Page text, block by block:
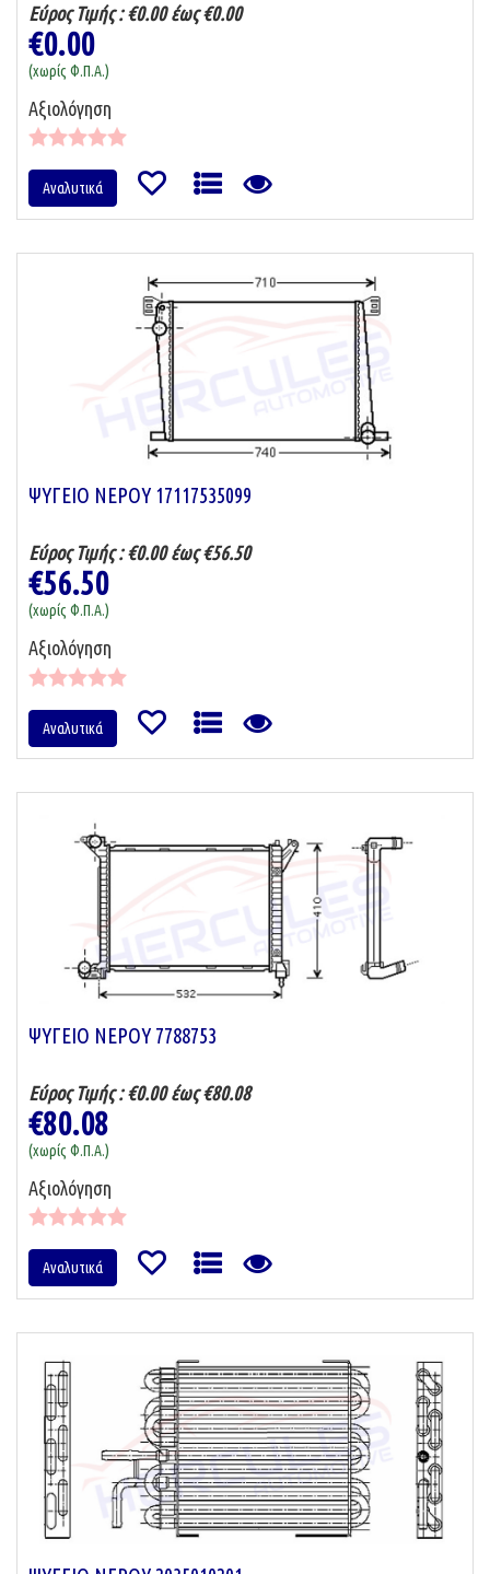
Εύρος Τιμής : €0.00 έως €0.00
€0.00
(χωρίς Φ.Π.Α.)
Αξιολόγηση
Αναλυτικά
ΨΥΓΕΙΟ ΝΕΡΟΥ 17117535099
Εύρος Τιμής : €0.00 έως €56.50
€56.50
(χωρίς Φ.Π.Α.)
Αξιολόγηση
Αναλυτικά
ΨΥΓΕΙΟ ΝΕΡΟΥ 7788753
Εύρος Τιμής : €0.00 έως €80.08
€80.08
(χωρίς Φ.Π.Α.)
Αξιολόγηση
Αναλυτικά